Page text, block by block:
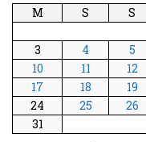
M
S S
3
4 5
10
11 12
17
18 19
24
25 26
31